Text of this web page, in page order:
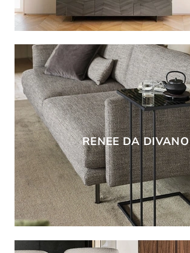
RENEE DA DIVANO